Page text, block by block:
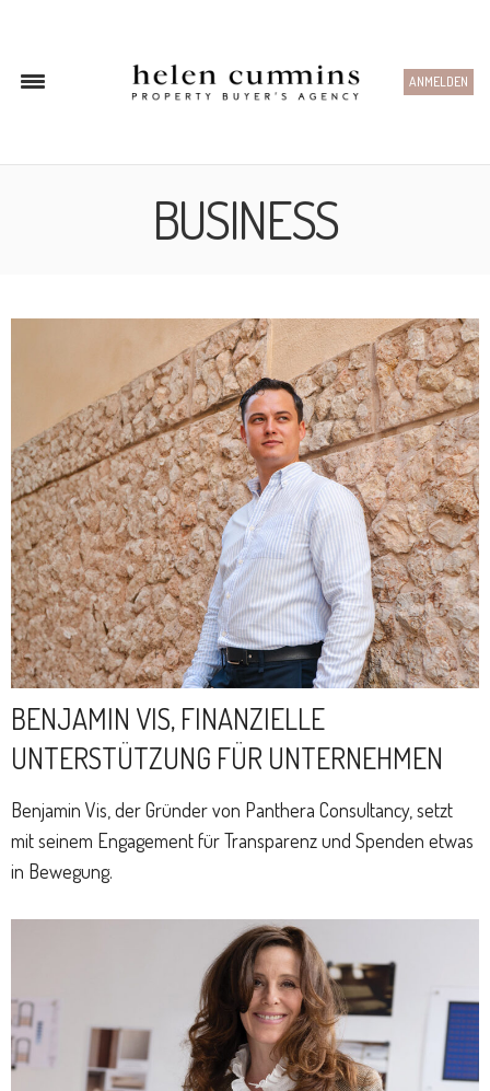
ANMELDEN
BUSINESS
BENJAMIN VIS, FINANZIELLE
UNTERSTÜTZUNG FÜR UNTERNEHMEN
Benjamin Vis, der Gründer von Panthera Consultancy, setzt
mit seinem Engagement für Transparenz und Spenden etwas
in Bewegung.